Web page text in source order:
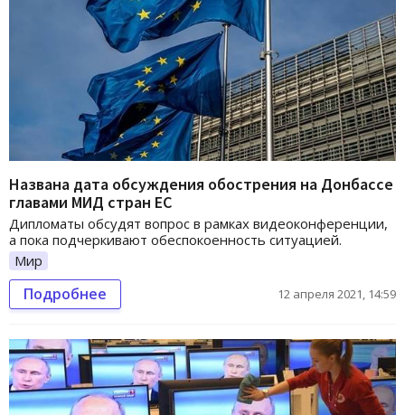
Названа дата обсуждения обострения на Донбассе
главами МИД стран ЕС
Дипломаты обсудят вопрос в рамках видеоконференции,
а пока подчеркивают обеспокоенность ситуацией.
Мир
Подробнее 12 апреля 2021, 14:59